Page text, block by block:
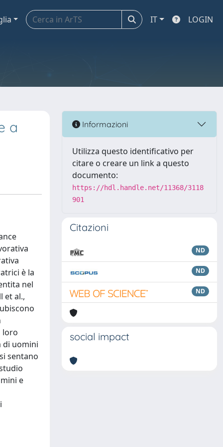
IT LOGIN
a
è la
nel
et al.,
loro
di uomini
sentano
e
Informazioni
Utilizza questo identificativo per
citare o creare un link a questo
documento:
https://hdl.handle.net/11368/3118
901
Citazioni
ND
ND
ND
social impact